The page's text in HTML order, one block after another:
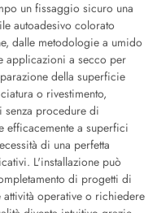
un fissaggio sicuro una
autoadesivo colorato
dalle metodologie a umido
applicazioni a secco per
della superficie
o rivestimento,
senza procedure di
efficacemente a superfici
di una perfetta
L'installazione può
di progetti di
operative o richiedere